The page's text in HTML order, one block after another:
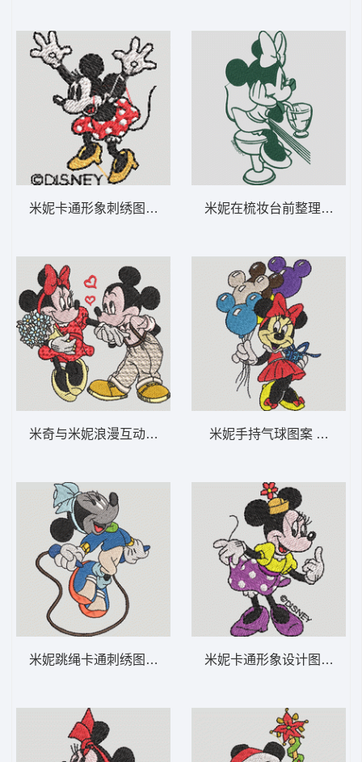
米妮卡通形象刺绣图案 米妮 47-DST格式
米奇与米妮浪漫互动 米奇爱米妮-DST格式
米妮跳绳卡通刺绣图案 米妮 46-DST格式
米妮在梳妆台前整理头发
米妮手持气球图案 米妮
米妮卡通形象设计图 米妮